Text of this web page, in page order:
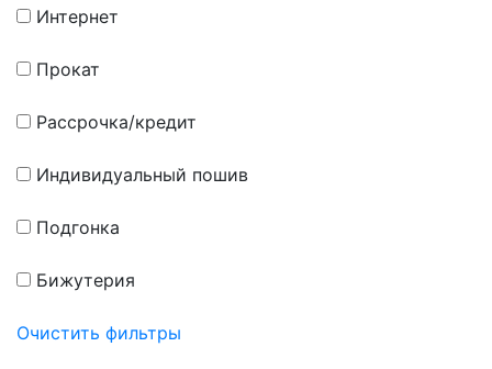
Интернет
Прокат
Рассрочка/кредит
Индивидуальный пошив
Подгонка
Бижутерия
Очистить фильтры